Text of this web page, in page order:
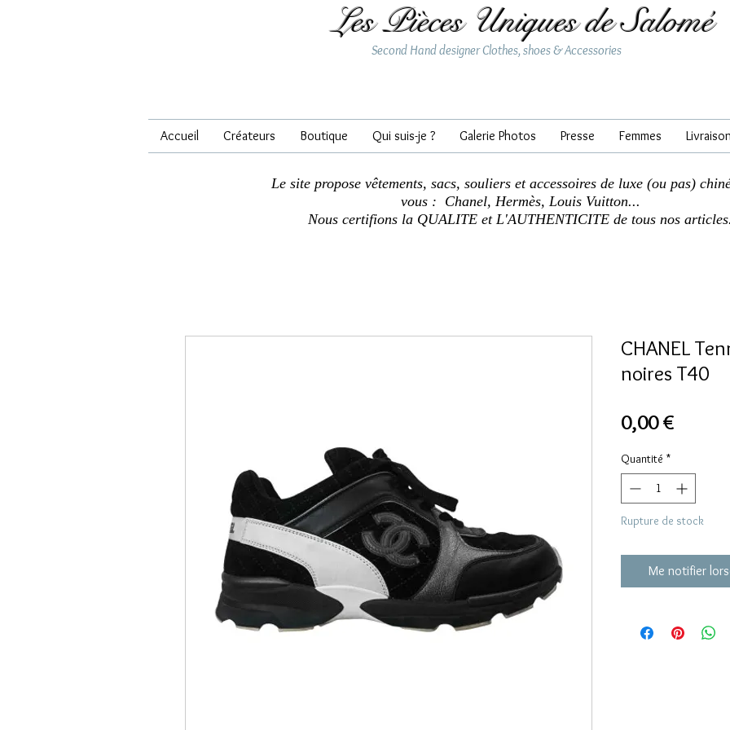
Les Pièces Uniques de Salomé
Second Hand designer Clothes, shoes & Accessories
Accueil Créateurs Boutique Qui suis-je ? Galerie Photos Presse Femmes
Le site propose vêtements, sacs, souliers et accessoires de luxe (ou pas)
vous : Chanel, Hermès, Louis Vuitton...
Nous certifions la QUALITE et L'AUTHENTICITE de tous nos articles.
CHANEL
noires T40
0,00 €
Quantité *
Rupture de stock
Me notifier